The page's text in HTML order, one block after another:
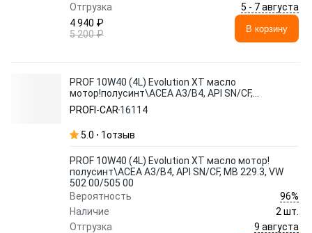
Отгрузка
5 - 7 августа
4 940 ₽
5 200 ₽
В корзину
PROF 10W40 (4L) Evolution XT масло
мотор!полусинт\ACEA A3/B4, API SN/CF,
MB 229.3, VW 502 00/505 00
PROFI-CAR 16114
5.0 1отзыв
PROF 10W40 (4L) Evolution XT масло мотор!
полусинт\ACEA A3/B4, API SN/CF, MB 229.3, VW
502 00/505 00
Вероятность
96%
Наличие
2 шт.
Отгрузка
9 августа